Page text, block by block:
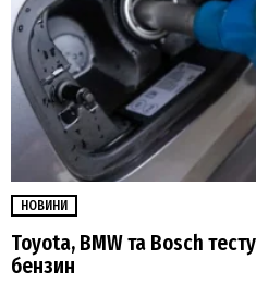
НОВИНИ
Toyota, BMW та Bosch
бензин